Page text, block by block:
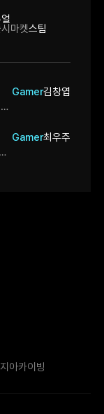
마켓스팀
Gamer김창엽
Gamer최우주
아카이빙